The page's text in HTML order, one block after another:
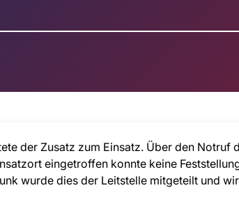
der Zusatz zum Einsatz. Über den Notruf
eingetroffen konnte keine
wurde dies der Leitstelle mitgeteilt und